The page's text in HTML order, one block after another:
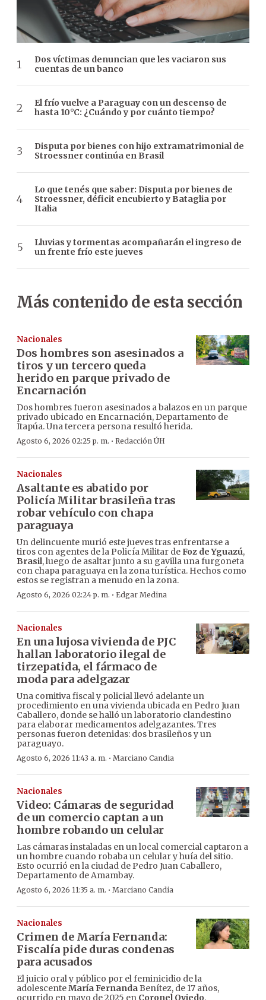
Dos víctimas denuncian que les vaciaron sus
cuentas de un banco
El frío vuelve a Paraguay con un descenso de
hasta 10°C: ¿Cuándo y por cuánto tiempo?
Disputa por bienes con hijo extramatrimonial de
Stroessner continúa en Brasil
Lo que tenés que saber: Disputa por bienes de
Stroessner, déficit encubierto y Bataglia por
Italia
Lluvias y tormentas acompañarán el ingreso de
un frente frío este jueves
Más contenido de esta sección
Nacionales
Dos hombres son asesinados a
tiros y un tercero queda
herido en parque privado de
Encarnación
Dos hombres fueron asesinados a balazos en un parque
privado ubicado en Encarnación, Departamento de
Itapúa. Una tercera persona resultó herida.
Agosto 6, 2026 02:25 p. m. · Redacción ÚH
Nacionales
Asaltante es abatido por
Policía Militar brasileña tras
robar vehículo con chapa
paraguaya
Un delincuente murió este jueves tras enfrentarse a
tiros con agentes de la Policía Militar deFoz de Yguazú,
Brasil, luego de asaltar junto a su gavilla una furgoneta
con chapa paraguaya en la zona turística. Hechos como
estos se registran a menudo en la zona.
Agosto 6, 2026 02:24 p. m. · Edgar Medina
Nacionales
En una lujosa vivienda de PJC
hallan laboratorio ilegal de
tirzepatida, el fármaco de
moda para adelgazar
Una comitiva fiscal y policial llevó adelante un
procedimiento en una vivienda ubicada en Pedro Juan
Caballero, donde se halló un laboratorio clandestino
para elaborar medicamentos adelgazantes. Tres
personas fueron detenidas: dos brasileños y un
paraguayo.
Agosto 6, 2026 11:43 a. m. · Marciano Candia
Nacionales
Video: Cámaras de seguridad
de un comercio captan a un
hombre robando un celular
Las cámaras instaladas en un local comercial captaron a
un hombre cuando robaba un celular y huía del sitio.
Esto ocurrió en la ciudad de Pedro Juan Caballero,
Departamento de Amambay.
Agosto 6, 2026 11:35 a. m. · Marciano Candia
Nacionales
Crimen de María Fernanda:
Fiscalía pide duras condenas
para acusados
El juicio oral y público por el feminicidio de la
adolescenteMaría FernandaBenítez, de 17 años,
ocurrido en mayo de 2025 en Coronel Oviedo,